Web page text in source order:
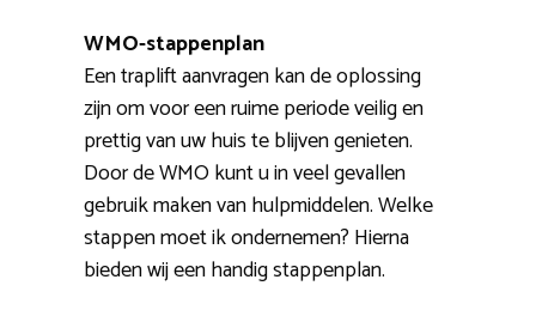
WMO-stappenplan
Een traplift aanvragen kan de oplossing
zijn om voor een ruime periode veilig en
prettig van uw huis te blijven genieten.
Door de WMO kunt u in veel gevallen
gebruik maken van hulpmiddelen. Welke
stappen moet ik ondernemen? Hierna
bieden wij een handig stappenplan.